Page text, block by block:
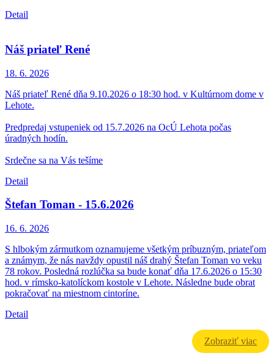
Detail
Náš priateľ René
18. 6. 2026
Náš priateľ René dňa 9.10.2026 o 18:30 hod. v Kultúrnom dome v
Lehote.
Predpredaj vstupeniek od 15.7.2026 na OcÚ Lehota počas
úradných hodín.
Srdečne sa na Vás tešíme
Detail
Štefan Toman - 15.6.2026
16. 6. 2026
S hlbokým zármutkom oznamujeme všetkým príbuzným, priateľom
a známym, že nás navždy opustil náš drahý Štefan Toman vo veku
78 rokov. Posledná rozlúčka sa bude konať dňa 17.6.2026 o 15:30
hod. v rímsko-katolíckom kostole v Lehote. Následne bude obrat
pokračovať na miestnom cintoríne.
Detail
Zobraziť viac